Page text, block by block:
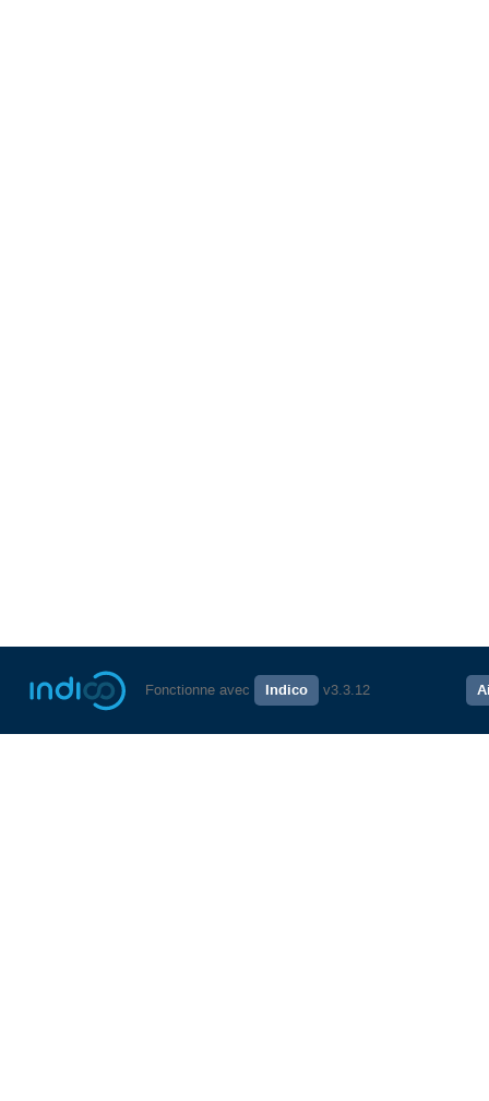
Fonctionne avec Indico v3.3.12